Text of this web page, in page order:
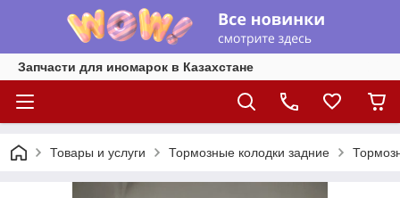
Запчасти для иномарок в Казахстане
Товары и услуги Тормозные колодки задние